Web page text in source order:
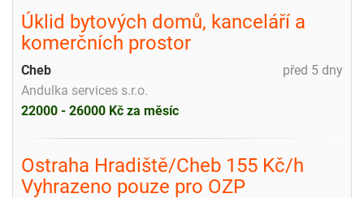
Úklid bytových domů, kanceláří a
komerčních prostor
před 5 dny
Cheb
Andulka services s.r.o.
22000 - 26000 Kč za měsíc
Ostraha Hradiště/Cheb 155 Kč/h
Vyhrazeno pouze pro OZP